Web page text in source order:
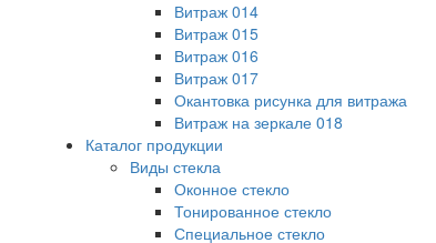
Витраж 014
Витраж 015
Витраж 016
Витраж 017
Окантовка рисунка для витража
Витраж на зеркале 018
Каталог продукции
Виды стекла
Оконное стекло
Тонированное стекло
Специальное стекло